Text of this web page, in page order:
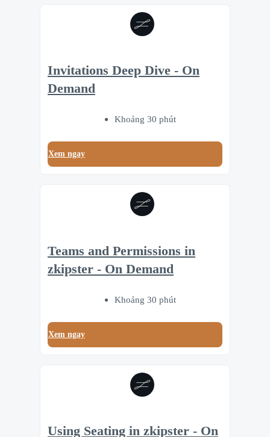
Invitations Deep Dive - On
Demand
Khoảng 30 phút
Xem ngay
Teams and Permissions in
zkipster - On Demand
Khoảng 30 phút
Xem ngay
Using Seating in zkipster - On